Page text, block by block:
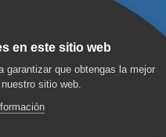
©2003 - 2026 FOLIOGEN
NETWORK S.L. Todos los
derechos reservados.
en este sitio web
garantizar que obtengas la mejor
sitio web.